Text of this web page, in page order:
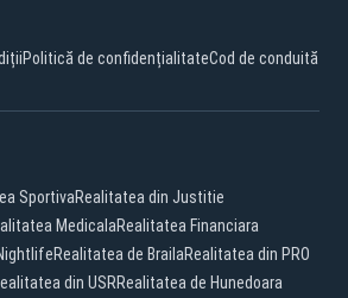
Politică de confidențialitateCod de conduită
SportivaRealitatea din Justitie
MedicalaRealitatea Financiara
Realitatea de BrailaRealitatea din PRO
din USRRealitatea de Hunedoara